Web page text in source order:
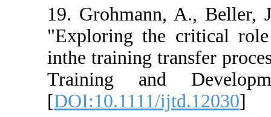
19.
"Exploring the
inthe training
Training
[DOI:10.1111/